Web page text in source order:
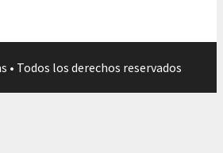
• Todos los derechos reservados